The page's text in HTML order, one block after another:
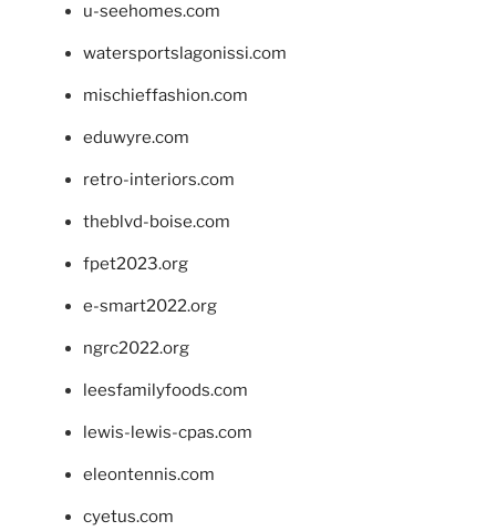
u-seehomes.com
watersportslagonissi.com
mischieffashion.com
eduwyre.com
retro-interiors.com
theblvd-boise.com
fpet2023.org
e-smart2022.org
ngrc2022.org
leesfamilyfoods.com
lewis-lewis-cpas.com
eleontennis.com
cyetus.com